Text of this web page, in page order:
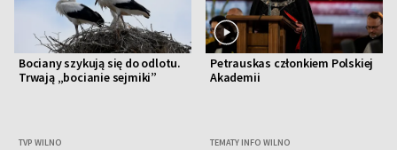
Bociany szykują się do odlotu.
Trwają „bocianie sejmiki”
TVP WILNO
Petrauskas członkiem Polskiej
Akademii
TEMATY INFO WILNO